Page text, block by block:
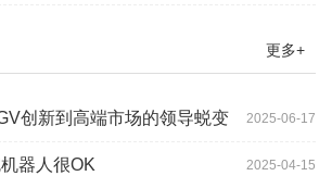
更多+
2025-06-17
创新到高端市场的领导蜕变
2025-04-15
器人很OK